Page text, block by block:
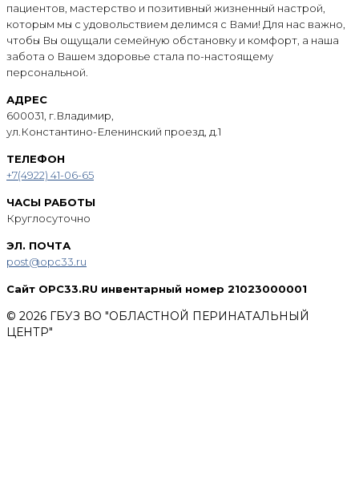
пациентов, мастерство и позитивный жизненный настрой,
которым мы с удовольствием делимся с Вами! Для нас важно,
чтобы Вы ощущали семейную обстановку и комфорт, а наша
забота о Вашем здоровье стала по-настоящему
персональной.
АДРЕС
600031, г.Владимир,
ул.Константино-Еленинский проезд, д.1
ТЕЛЕФОН
+7(4922) 41-06-65
ЧАСЫ РАБОТЫ
Круглосуточно
ЭЛ. ПОЧТА
post@opc33.ru
Сайт OPC33.RU инвентарный номер 21023000001
© 2026 ГБУЗ ВО "ОБЛАСТНОЙ ПЕРИНАТАЛЬНЫЙ
ЦЕНТР"